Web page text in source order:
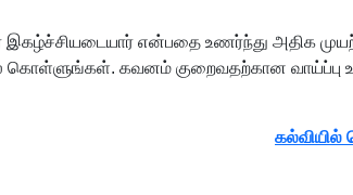
என்பதை உணர்ந்து அதிக
கவனம் குறைவதற்கான வாய்ப்பு
கல்வியில்